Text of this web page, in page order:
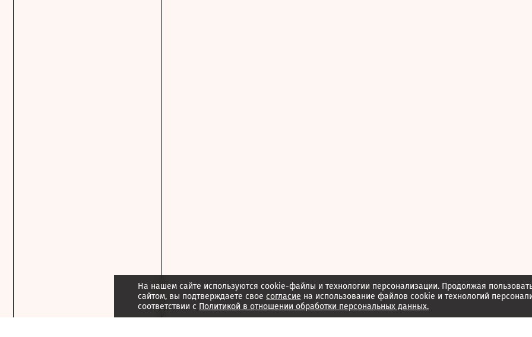
На нашем сайте используются cookie-файлы и технологии персонализации. Продолжая
сайтом, вы подтверждаете свое согласие на использование файлов cookie и технологий
соответствии с Политикой в отношении обработки персональных данных.